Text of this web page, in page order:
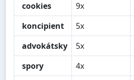
cookies
9x
koncipient
5x
advokátsky
5x
spory
4x